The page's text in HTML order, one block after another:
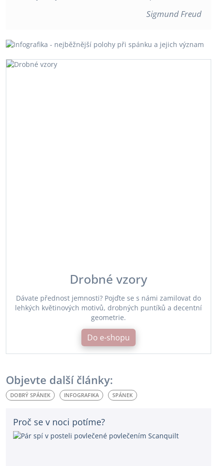
Sigmund Freud
Drobné vzory
Dávate přednost jemnosti? Pojďte se s námi zamilovat do
lehkých květinových motivů, drobných puntíků a decentní
geometrie.
Do e-shopu
Objevte další články:
DOBRÝ SPÁNEK INFOGRAFIKA SPÁNEK
Proč se v noci potíme?